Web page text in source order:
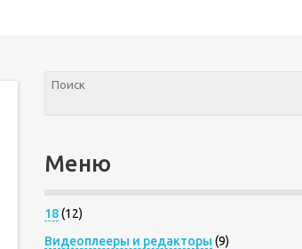
Меню
18(12)
Видеоплееры и редакторы (9)